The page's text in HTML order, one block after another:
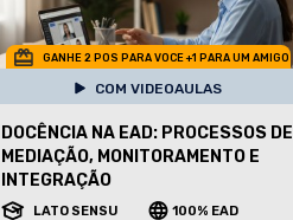
GANHE 2 POS PARA VOCE +1 PARA UM AMIGO
COM VIDEOAULAS
DOCÊNCIA NA EAD: PROCESSOS DE
MEDIAÇÃO, MONITORAMENTO E
INTEGRAÇÃO
LATO SENSU 100% EAD